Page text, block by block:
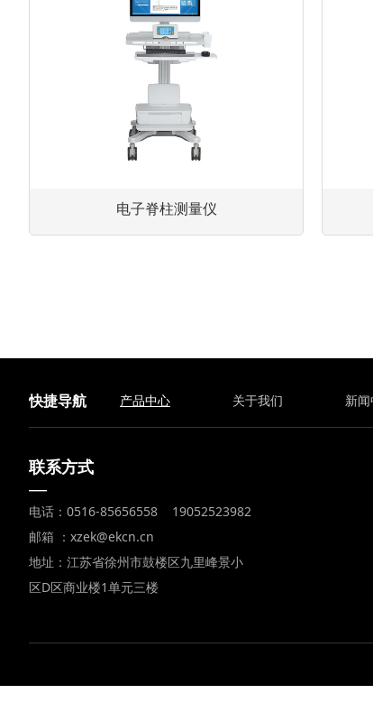
电子脊柱测量仪
快捷导航 产品中心 关于我们 新
联系方式
—
电话：0516-85656558 19052523982
邮箱 ：xzek@ekcn.cn
地址：江苏省徐州市鼓楼区九里峰景小
区D区商业楼1单元三楼
互联网药品信息服务资格